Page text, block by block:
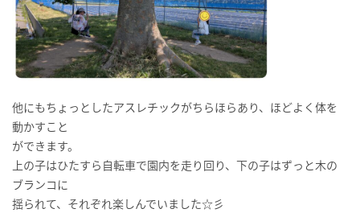
他にもちょっとしたアスレチックがちらほらあり、ほどよく体を
動かすこと
ができます。
上の子はひたすら自転車で園内を走り回り、下の子はずっと木の
ブランコに
揺られて、それぞれ楽しんでいました☆彡